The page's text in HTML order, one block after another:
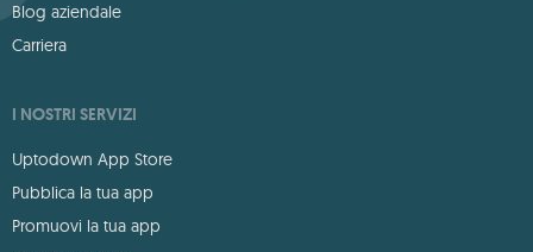
Blog aziendale
Carriera
I NOSTRI SERVIZI
Uptodown App Store
Pubblica la tua app
Promuovi la tua app